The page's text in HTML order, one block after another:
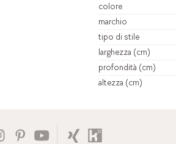
colore
marchio
tipo di stile
larghezza (cm)
profondità (cm)
altezza (cm)